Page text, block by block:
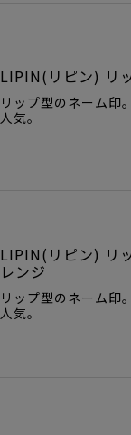
LIPIN(リピン) リ
リップ型のネーム印
人気。
LIPIN(リピン) リ
レンジ
リップ型のネーム印
人気。